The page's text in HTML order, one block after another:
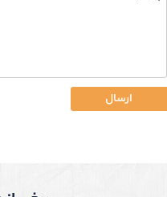
ارسال